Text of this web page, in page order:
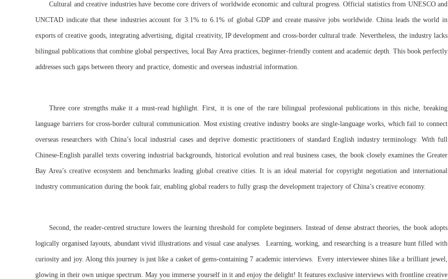
Cultural and creative industries have become core drivers of worldwide economic and cultural progress. Official statistics from UNESCO and
UNCTAD indicate that these industries account for 3.1% to 6.1% of global GDP and create massive jobs worldwide. China leads the world in
exports of creative goods, integrating advertising, digital creativity, IP development and cross-border cultural trade. Nevertheless, the industry lacks
bilingual publications that combine global perspectives, local Bay Area practices, beginner-friendly content and academic depth. This book perfectly
addresses such gaps between theory and practice, domestic and overseas industrial information.
Three core strengths make it a must-read highlight. First, it is one of the rare bilingual professional publications in this niche, breaking
language barriers for cross-border cultural communication. Most existing creative industry books are single-language works, which fail to connect
overseas researchers with China’s local industrial cases and deprive domestic practitioners of standard English industry terminology. With full
Chinese-English parallel texts covering industrial backgrounds, historical evolution and real business cases, the book closely examines the Greater
Bay Area’s creative ecosystem and benchmarks leading global creative cities. It is an ideal material for copyright negotiation and international
industry communication during the book fair, enabling global readers to fully grasp the development trajectory of China’s creative economy.
Second, the reader-centred structure lowers the learning threshold for complete beginners. Instead of dense abstract theories, the book adopts
logically organised layouts, abundant vivid illustrations and visual case analyses. Learning, working, and researching is a treasure hunt filled with
curiosity and joy. Along this journey is just like a casket of gems-containing 7 academic interviews. Every interviewee shines like a brilliant jewel,
glowing in their own unique spectrum. May you immerse yourself in it and enjoy the delight! It features exclusive interviews with frontline creative